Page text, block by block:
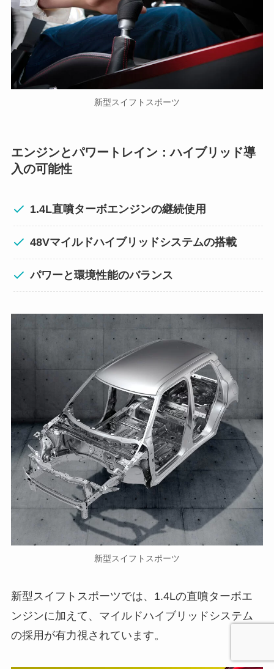
新型スイフトスポーツ
エンジンとパワートレイン：ハイブリッド導
入の可能性
1.4L直噴ターボエンジンの継続使用
48Vマイルドハイブリッドシステムの搭載
パワーと環境性能のバランス
新型スイフトスポーツ
新型スイフトスポーツでは、1.4Lの直噴ターボエ
ンジンに加えて、マイルドハイブリッドシステム
の採用が有力視されています。